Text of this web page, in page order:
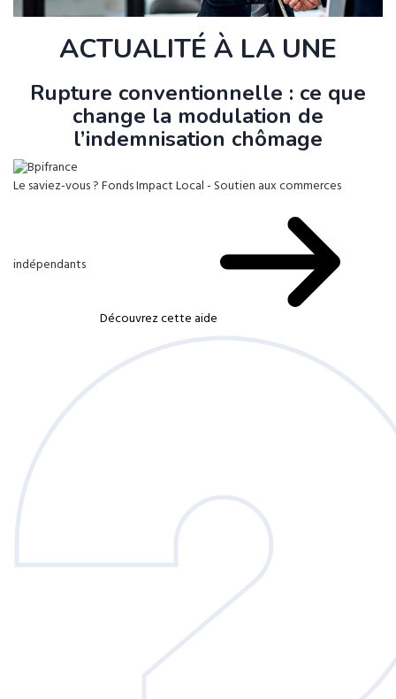
ACTUALITÉ À LA UNE
Rupture conventionnelle : ce que
change la modulation de
l’indemnisation chômage
Le saviez-vous ?Fonds Impact Local - Soutien aux commerces
indépendants
Découvrez cette aide